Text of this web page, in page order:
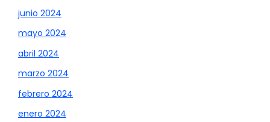
junio 2024
mayo 2024
abril 2024
marzo 2024
febrero 2024
enero 2024